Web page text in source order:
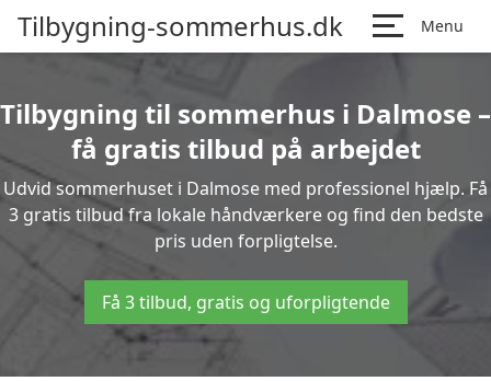
Tilbygning-sommerhus.dk Menu
Tilbygning til sommerhus i Dalmose –
få gratis tilbud på arbejdet
Udvid sommerhuset i Dalmose med professionel hjælp. Få
3 gratis tilbud fra lokale håndværkere og find den bedste
pris uden forpligtelse.
Få 3 tilbud, gratis og uforpligtende